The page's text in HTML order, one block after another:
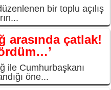
bir toplu açılış
arasında çatlak!
ile Cumhurbaşkanı
öne...